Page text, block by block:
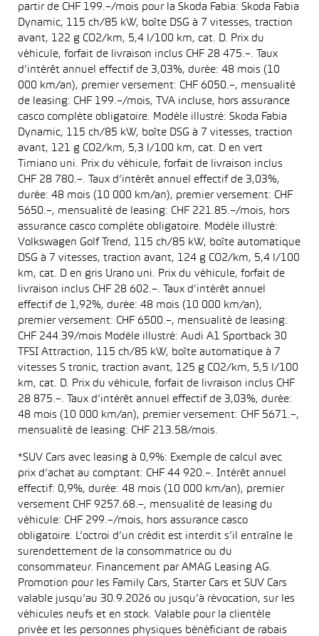
partir de CHF 199.–/mois pour la Skoda Fabia: Skoda Fabia
Dynamic, 115 ch/85 kW, boîte DSG à 7 vitesses, traction
avant, 122 g CO2/km, 5,4 l/100 km, cat. D. Prix du
véhicule, forfait de livraison inclus CHF 28 475.–. Taux
d’intérêt annuel effectif de 3,03%, durée: 48 mois (10
000 km/an), premier versement: CHF 6050.–, mensualité
de leasing: CHF 199.–/mois, TVA incluse, hors assurance
casco complète obligatoire. Modèle illustré: Skoda Fabia
Dynamic, 115 ch/85 kW, boîte DSG à 7 vitesses, traction
avant, 121 g CO2/km, 5,3 l/100 km, cat. D en vert
Timiano uni. Prix du véhicule, forfait de livraison inclus
CHF 28 780.–. Taux d’intérêt annuel effectif de 3,03%,
durée: 48 mois (10 000 km/an), premier versement: CHF
5650.–, mensualité de leasing: CHF 221.85.–/mois, hors
assurance casco complète obligatoire. Modèle illustré:
Volkswagen Golf Trend, 115 ch/85 kW, boîte automatique
DSG à 7 vitesses, traction avant, 124 g CO2/km, 5,4 l/100
km, cat. D en gris Urano uni. Prix du véhicule, forfait de
livraison inclus CHF 28 602.–. Taux d’intérêt annuel
effectif de 1,92%, durée: 48 mois (10 000 km/an),
premier versement: CHF 6500.–, mensualité de leasing:
CHF 244.39/mois Modèle illustré: Audi A1 Sportback 30
TFSI Attraction, 115 ch/85 kW, boîte automatique à 7
vitesses S tronic, traction avant, 125 g CO2/km, 5,5 l/100
km, cat. D. Prix du véhicule, forfait de livraison inclus CHF
28 875.–. Taux d’intérêt annuel effectif de 3,03%, durée:
48 mois (10 000 km/an), premier versement: CHF 5671.–,
mensualité de leasing: CHF 213.58/mois.
*SUV Cars avec leasing à 0,9%: Exemple de calcul avec
prix d’achat au comptant: CHF 44 920.–. Intérêt annuel
effectif: 0,9%, durée: 48 mois (10 000 km/an), premier
versement CHF 9257.68.–, mensualité de leasing du
véhicule: CHF 299.–/mois, hors assurance casco
obligatoire. L’octroi d’un crédit est interdit s’il entraîne le
surendettement de la consommatrice ou du
consommateur. Financement par AMAG Leasing AG.
Promotion pour les Family Cars, Starter Cars et SUV Cars
valable jusqu’au 30.9.2026 ou jusqu’à révocation, sur les
véhicules neufs et en stock. Valable pour la clientèle
privée et les personnes physiques bénéficiant de rabais